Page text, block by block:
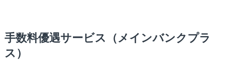
手数料優遇サービス（メインバンクプラ
ス）